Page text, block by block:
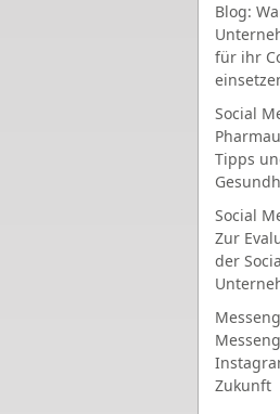
Blog:
für ihr
Social
Tipps
Social
Zur
der
Zukunft